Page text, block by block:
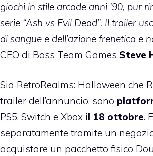
giochi in stile arcade anni ’90, pur
serie “Ash vs Evil Dead”. Il trailer
di sangue e dell’azione frenetica e
CEO di Boss Team Games Steve
Sia RetroRealms: Halloween che
trailer dell’annuncio, sono
PS5, Switch e Xbox il 18 ottobre.
separatamente tramite un
acquistare un pacchetto fisico